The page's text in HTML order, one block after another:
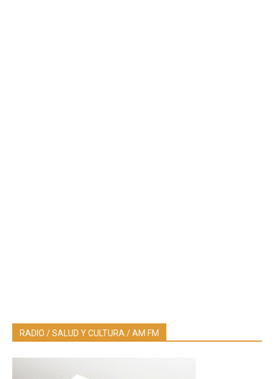
RADIO / SALUD Y CULTURA / AM FM